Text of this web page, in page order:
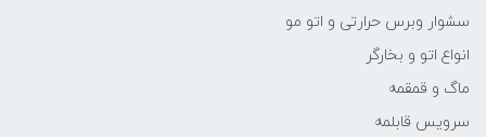
سشوار وبرس حرارتی و اتو مو
انواع اتو و بخارگر
ماگ و قمقمه
سرویس قابلمه